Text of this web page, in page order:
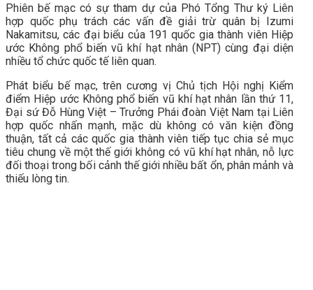
Phiên bế mạc có sự tham dự của Phó Tổng Thư ký Liên
hợp quốc phụ trách các vấn đề giải trừ quân bị Izumi
Nakamitsu, các đại biểu của 191 quốc gia thành viên Hiệp
ước Không phổ biến vũ khí hạt nhân (NPT) cùng đại diện
nhiều tổ chức quốc tế liên quan.
Phát biểu bế mạc, trên cương vị Chủ tịch Hội nghị Kiểm
điểm Hiệp ước Không phổ biến vũ khí hạt nhân lần thứ 11,
Đại sứ Đỗ Hùng Việt – Trưởng Phái đoàn Việt Nam tại Liên
hợp quốc nhấn mạnh, mặc dù không có văn kiện đồng
thuận, tất cả các quốc gia thành viên tiếp tục chia sẻ mục
tiêu chung về một thế giới không có vũ khí hạt nhân, nỗ lực
đối thoại trong bối cảnh thế giới nhiều bất ổn, phân mảnh và
thiếu lòng tin.